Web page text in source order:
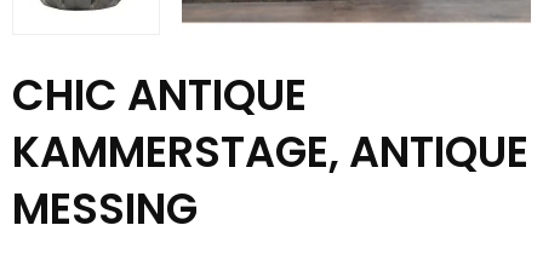
CHIC ANTIQUE
KAMMERSTAGE, ANTIQUE
MESSING